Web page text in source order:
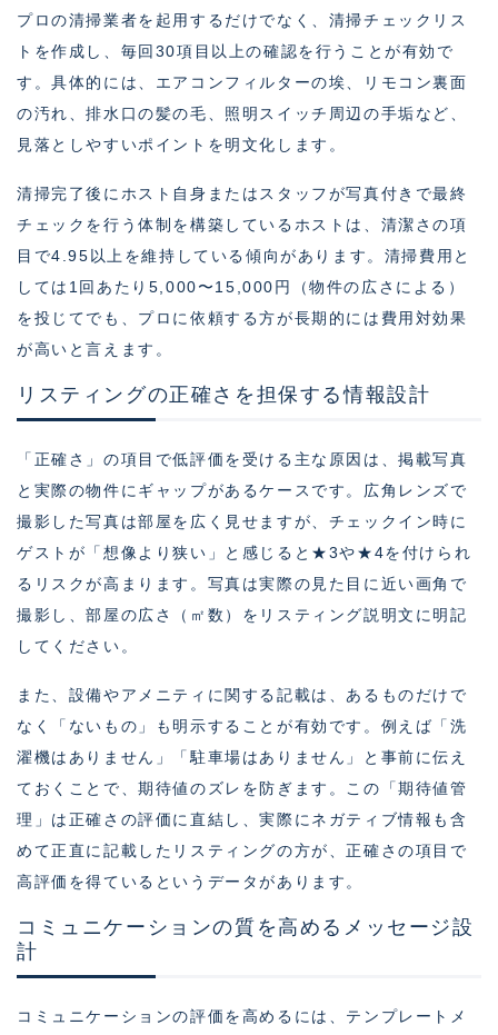
プロの清掃業者を起用するだけでなく、清掃チェックリス
トを作成し、毎回30項目以上の確認を行うことが有効で
す。具体的には、エアコンフィルターの埃、リモコン裏面
の汚れ、排水口の髪の毛、照明スイッチ周辺の手垢など、
見落としやすいポイントを明文化します。
清掃完了後にホスト自身またはスタッフが写真付きで最終
チェックを行う体制を構築しているホストは、清潔さの項
目で4.95以上を維持している傾向があります。清掃費用と
しては1回あたり5,000〜15,000円（物件の広さによる）
を投じてでも、プロに依頼する方が長期的には費用対効果
が高いと言えます。
リスティングの正確さを担保する情報設計
「正確さ」の項目で低評価を受ける主な原因は、掲載写真
と実際の物件にギャップがあるケースです。広角レンズで
撮影した写真は部屋を広く見せますが、チェックイン時に
ゲストが「想像より狭い」と感じると★3や★4を付けられ
るリスクが高まります。写真は実際の見た目に近い画角で
撮影し、部屋の広さ（㎡数）をリスティング説明文に明記
してください。
また、設備やアメニティに関する記載は、あるものだけで
なく「ないもの」も明示することが有効です。例えば「洗
濯機はありません」「駐車場はありません」と事前に伝え
ておくことで、期待値のズレを防ぎます。この「期待値管
理」は正確さの評価に直結し、実際にネガティブ情報も含
めて正直に記載したリスティングの方が、正確さの項目で
高評価を得ているというデータがあります。
コミュニケーションの質を高めるメッセージ設
計
コミュニケーションの評価を高めるには、テンプレートメ